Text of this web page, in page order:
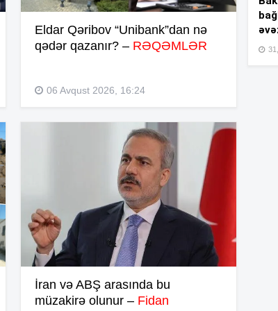
Eldar Qəribov “Unibank”dan nə
qədər qazanır? – RƏQƏMLƏR
06 Avqust 2026, 16:24
İran və ABŞ arasında bu
müzakirə olunur –Fidan